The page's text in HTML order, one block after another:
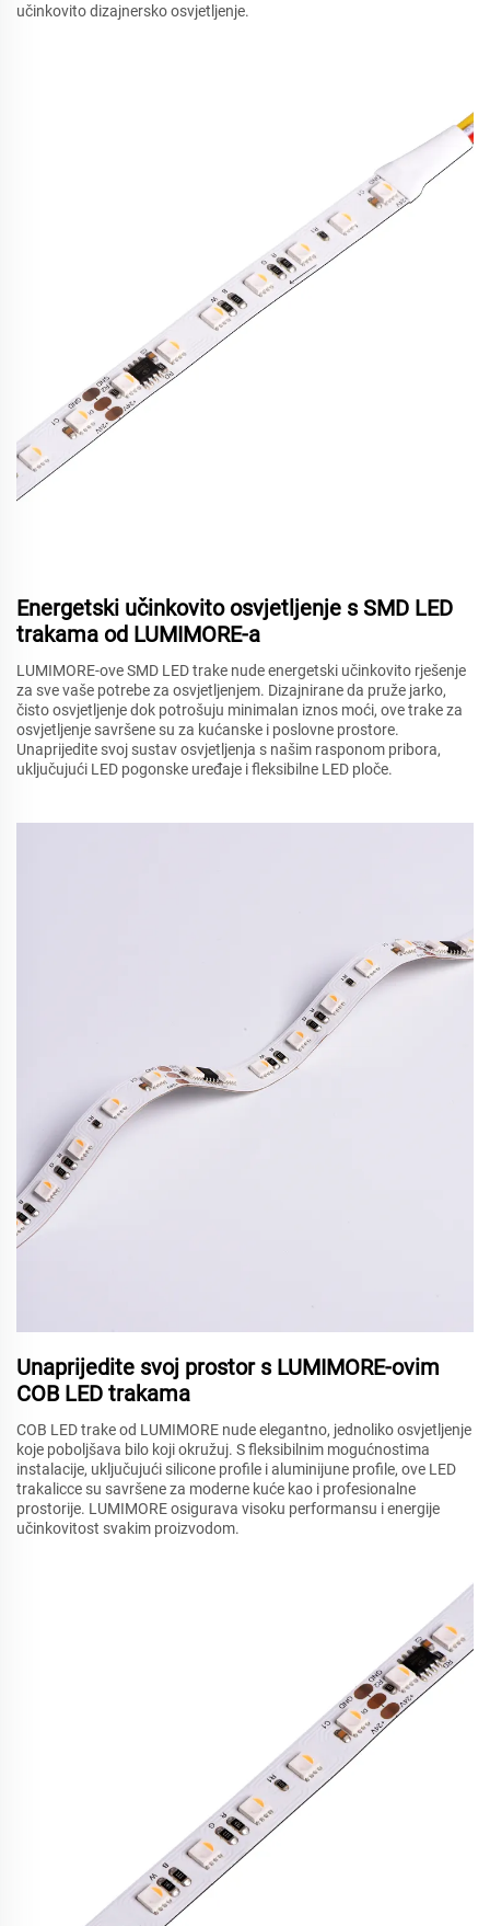
učinkovito dizajnersko osvjetljenje.
Energetski učinkovito osvjetljenje s SMD LED
trakama od LUMIMORE-a
LUMIMORE-ove SMD LED trake nude energetski učinkovito rješenje
za sve vaše potrebe za osvjetljenjem. Dizajnirane da pruže jarko,
čisto osvjetljenje dok potrošuju minimalan iznos moći, ove trake za
osvjetljenje savršene su za kućanske i poslovne prostore.
Unaprijedite svoj sustav osvjetljenja s našim rasponom pribora,
uključujući LED pogonske uređaje i fleksibilne LED ploče.
Unaprijedite svoj prostor s LUMIMORE-ovim
COB LED trakama
COB LED trake od LUMIMORE nude elegantno, jednoliko osvjetljenje
koje poboljšava bilo koji okružuj. S fleksibilnim mogućnostima
instalacije, uključujući silicone profile i aluminijune profile, ove LED
trakalicce su savršene za moderne kuće kao i profesionalne
prostorije. LUMIMORE osigurava visoku performansu i energije
učinkovitost svakim proizvodom.